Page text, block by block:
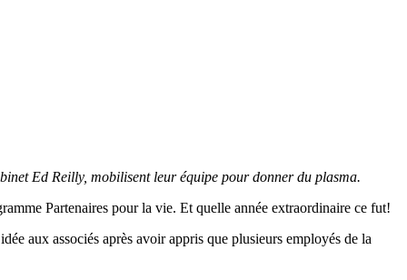
Ed Reilly, mobilisent leur équipe pour donner du plasma.
Partenaires pour la vie. Et quelle année extraordinaire ce fut!
aux associés après avoir appris que plusieurs employés de la